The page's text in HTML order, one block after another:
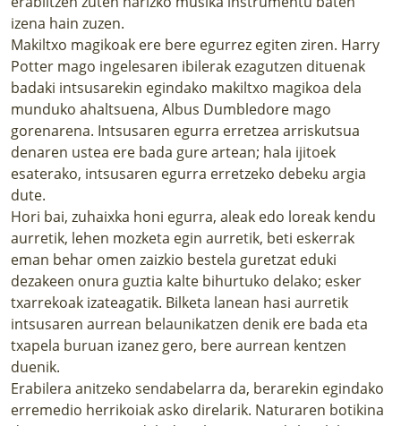
izena hain zuzen.
Makiltxo magikoak ere bere egurrez egiten ziren. Harry
Potter mago ingelesaren ibilerak ezagutzen dituenak
badaki intsusarekin egindako makiltxo magikoa dela
munduko ahaltsuena, Albus Dumbledore mago
gorenarena. Intsusaren egurra erretzea arriskutsua
denaren ustea ere bada gure artean; hala ijitoek
esaterako, intsusaren egurra erretzeko debeku argia
dute.
Hori bai, zuhaixka honi egurra, aleak edo loreak kendu
aurretik, lehen mozketa egin aurretik, beti eskerrak
eman behar omen zaizkio bestela guretzat eduki
dezakeen onura guztia kalte bihurtuko delako; esker
txarrekoak izateagatik. Bilketa lanean hasi aurretik
intsusaren aurrean belaunikatzen denik ere bada eta
txapela buruan izanez gero, bere aurrean kentzen
duenik.
Erabilera anitzeko sendabelarra da, berarekin egindako
erremedio herrikoiak asko direlarik. Naturaren botikina